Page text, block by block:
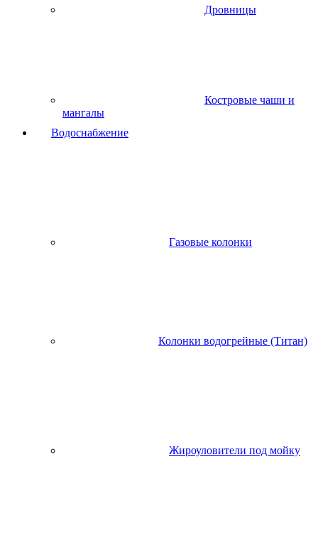
Дровницы
Костровые чаши и
мангалы
Водоснабжение
Газовые колонки
Колонки водогрейные (Титан)
Жироуловители под мойку